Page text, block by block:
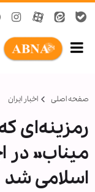
صفحه اصلی اخبار ایران
رمزینه‌ای
میناب»
اسلامی شد